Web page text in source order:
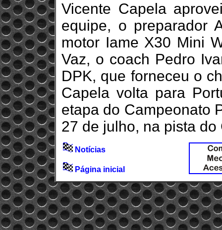
Vicente Capela
equipe, o preparador
motor Iame X30 Mini
Vaz, o coach Pedro
DPK, que forneceu o
Capela volta para
etapa do Campeonato
27 de julho, na pista
Notícias
Página inicial